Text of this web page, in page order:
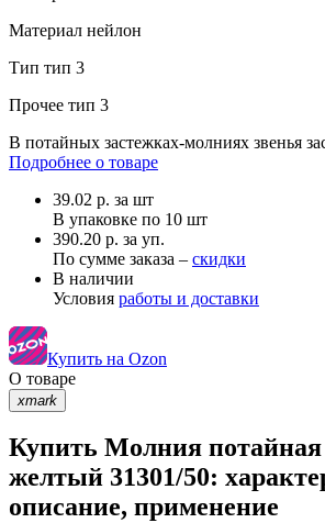
Материал нейлон
Тип тип 3
Прочее тип 3
В потайных застежках-молниях звенья
Подробнее о товаре
39.02 р. за шт
В упаковке по 10 шт
390.20 р. за уп.
По сумме заказа – скидки
В наличии
Условия работы и доставки
Купить на Ozon
О товаре
xmark
Купить Молния потайная
желтый 31301/50:
описание, применение